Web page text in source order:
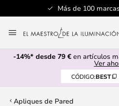
Más de 100
al
contenido
-14%* desde 79 €en artículos
Ver
CÓDIGO:BEST
Apliques de Pared